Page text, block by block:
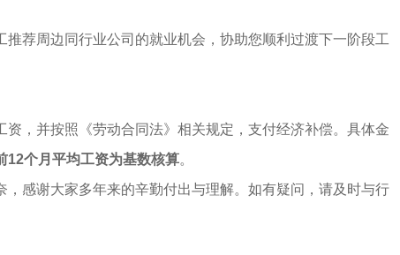
推荐周边同行业公司的就业机会，协助您顺利过渡下一阶段工
资，并按照《劳动合同法》相关规定，支付经济补偿。具体金
12个月平均工资为基数核算。
，感谢大家多年来的辛勤付出与理解。如有疑问，请及时与行